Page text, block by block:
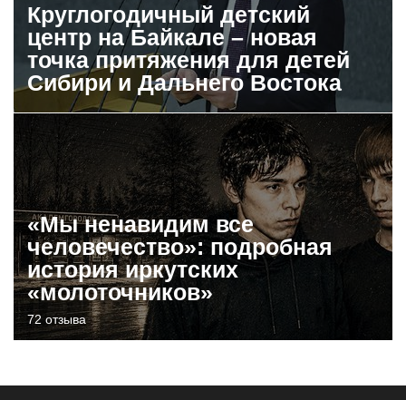
Круглогодичный детский
центр на Байкале – новая
точка притяжения для детей
Сибири и Дальнего Востока
«Мы ненавидим все
человечество»: подробная
история иркутских
«молоточников»
72 отзыва